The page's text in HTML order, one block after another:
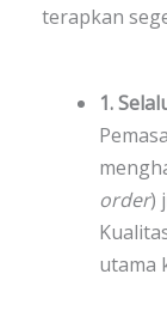
terapkan
1.
order)
utama